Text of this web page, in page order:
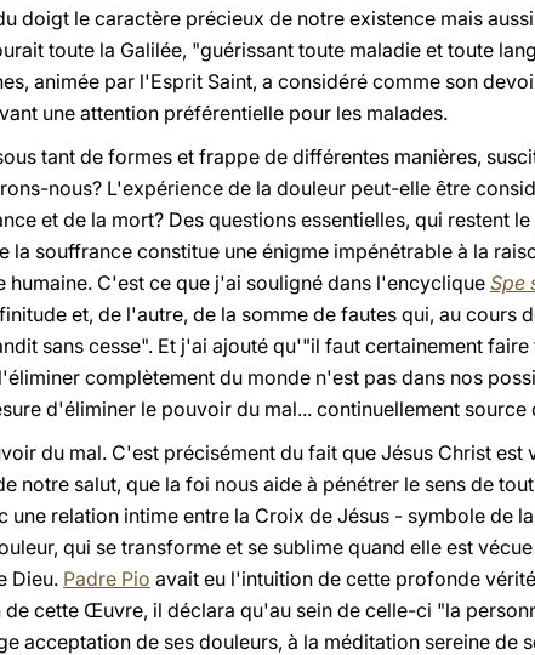
doigt le caractère précieux de notre existence mais
toute la Galilée, "guérissant toute maladie et toute
animée par l'Esprit Saint, a considéré comme son
une attention préférentielle pour les malades.
tant de formes et frappe de différentes manières,
nous? L'expérience de la douleur peut-elle être
et de la mort? Des questions essentielles, qui restent
la souffrance constitue une énigme impénétrable à la
humaine. C'est ce que j'ai souligné dans l'encyclique Spe
et, de l'autre, de la somme de fautes qui, au cours
sans cesse". Et j'ai ajouté qu'"il faut certainement
complètement du monde n'est pas dans nos
d'éliminer le pouvoir du mal... continuellement
du mal. C'est précisément du fait que Jésus Christ est
notre salut, que la foi nous aide à pénétrer le sens de
une relation intime entre la Croix de Jésus - symbole de
qui se transforme et se sublime quand elle est
Dieu. Padre Pio avait eu l'intuition de cette profonde
cette Œuvre, il déclara qu'au sein de celle-ci "la
acceptation de ses douleurs, à la méditation sereine de